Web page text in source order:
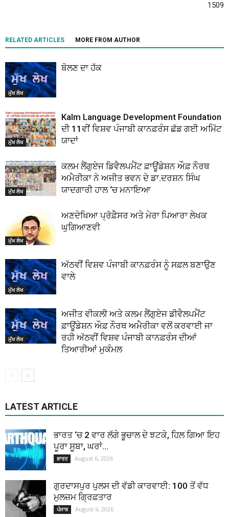
1509
RELATED ARTICLES MORE FROM AUTHOR
ਮੁੱਖ ਲੇਖ
ਬੋਲਣ ਦਾ ਹੱਕ
ਮੁੱਖ ਲੇਖ
Kalm Language Development Foundation
ਦੀ 11ਵੀਂ ਵਿਸ਼ਵ ਪੰਜਾਬੀ ਕਾਨਫ਼ਰੰਸ ਛੱਡ ਗਈ ਅਮਿੱਟ
ਯਾਦਾਂ
ਮੁੱਖ ਲੇਖ
ਕਲਮ ਲੈਂਗੁਏਜ ਡਿਵੈਲਪਮੈਂਟ ਫ਼ਾਊਂਡੇਸ਼ਨ ਔਫ਼ ਨੌਰਥ
ਅਮੈਰੀਕਾ ਨੇ ਅਜੀਤ ਭਵਨ ਦੇ ਡਾ.ਦਰਸ਼ਨ ਸਿੰਘ
ਯਾਦਗਾਰੀ ਹਾਲ ‘ਚ ਮਨਾਇਆ
ਮੁੱਖ ਲੇਖ
ਅਣਦੇਖਿਆ ਪ੍ਰੋਫ਼ੈਸਰ ਅਤੇ ਮੇਰਾ ਪਿਆਰਾ ਲੇਖਕ
ਘੁਗਿਆਣਵੀ
ਮੁੱਖ ਲੇਖ
ਅੱਠਵੀਂ ਵਿਸ਼ਵ ਪੰਜਾਬੀ ਕਾਨਫ਼ਰੰਸ ਨੂੰ ਸਫ਼ਲ ਬਣਾਉਣ
ਵਾਲੇ
ਮੁੱਖ ਲੇਖ
ਅਜੀਤ ਵੀਕਲੀ ਅਤੇ ਕਲਮ ਲੈਂਗੁਏਜ ਡੀਵੈਲਪਮੈਂਟ
ਫ਼ਾਊਂਡੇਸ਼ਨ ਔਫ਼ ਨੌਰਥ ਅਮੈਰੀਕਾ ਵਲੋਂ ਕਰਵਾਈ ਜਾ
ਰਹੀ ਅੱਠਵੀਂ ਵਿਸ਼ਵ ਪੰਜਾਬੀ ਕਾਨਫ਼ਰੰਸ ਦੀਆਂ
ਤਿਆਰੀਆਂ ਮੁਕੰਮਲ
LATEST ARTICLE
ਭਾਰਤ ‘ਚ 2 ਵਾਰ ਲੱਗੇ ਭੂਚਾਲ ਦੇ ਝਟਕੇ, ਹਿਲ ਗਿਆ ਇਹ
ਪੂਰਾ ਸੂਬਾ, ਘਰਾਂ...
ਭਾਰਤ August 6, 2026
ਗੁਰਦਾਸਪੁਰ ਪੁਲਸ ਦੀ ਵੱਡੀ ਕਾਰਵਾਈ: 100 ਤੋਂ ਵੱਧ
ਮੁਲਜ਼ਮ ਗ੍ਰਿਫ਼ਤਾਰ
ਪੰਜਾਬ August 6, 2026